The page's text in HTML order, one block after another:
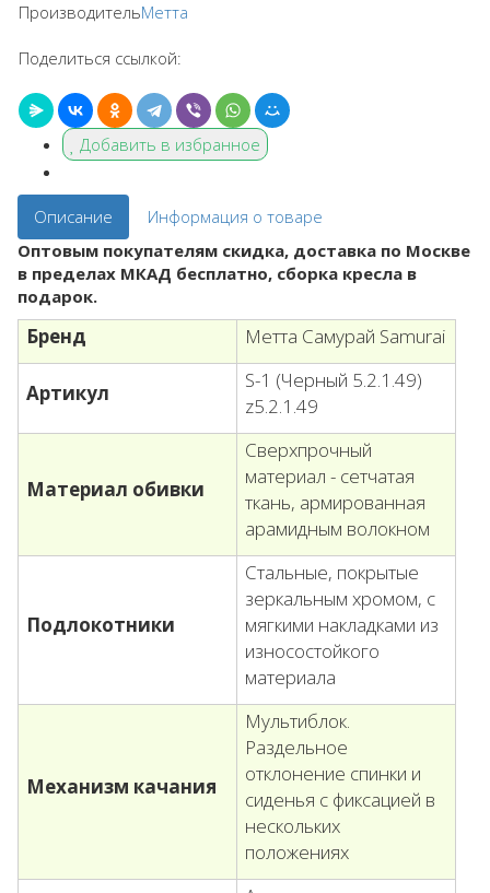
ПроизводительМетта
Поделиться ссылкой:
Добавить в избранное
Описание
Информация о товаре
Оптовым покупателям скидка, доставка по Москве
в пределах МКАД бесплатно, сборка кресла в
подарок.
Бренд Метта Самурай Samurai
Артикул
S-1 (Черный 5.2.1.49)
z5.2.1.49
Материал обивки
Сверхпрочный
материал - сетчатая
ткань, армированная
арамидным волокном
Подлокотники
Стальные, покрытые
зеркальным хромом, с
мягкими накладками из
износостойкого
материала
Механизм качания
Мультиблок.
Раздельное
отклонение спинки и
сиденья с фиксацией в
нескольких
положениях